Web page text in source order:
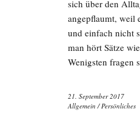
sich über den
angepflaumt, weil
und einfach nicht
man hört Sätze
Wenigsten fragen
21. September 2017
Allgemein /Persönliches